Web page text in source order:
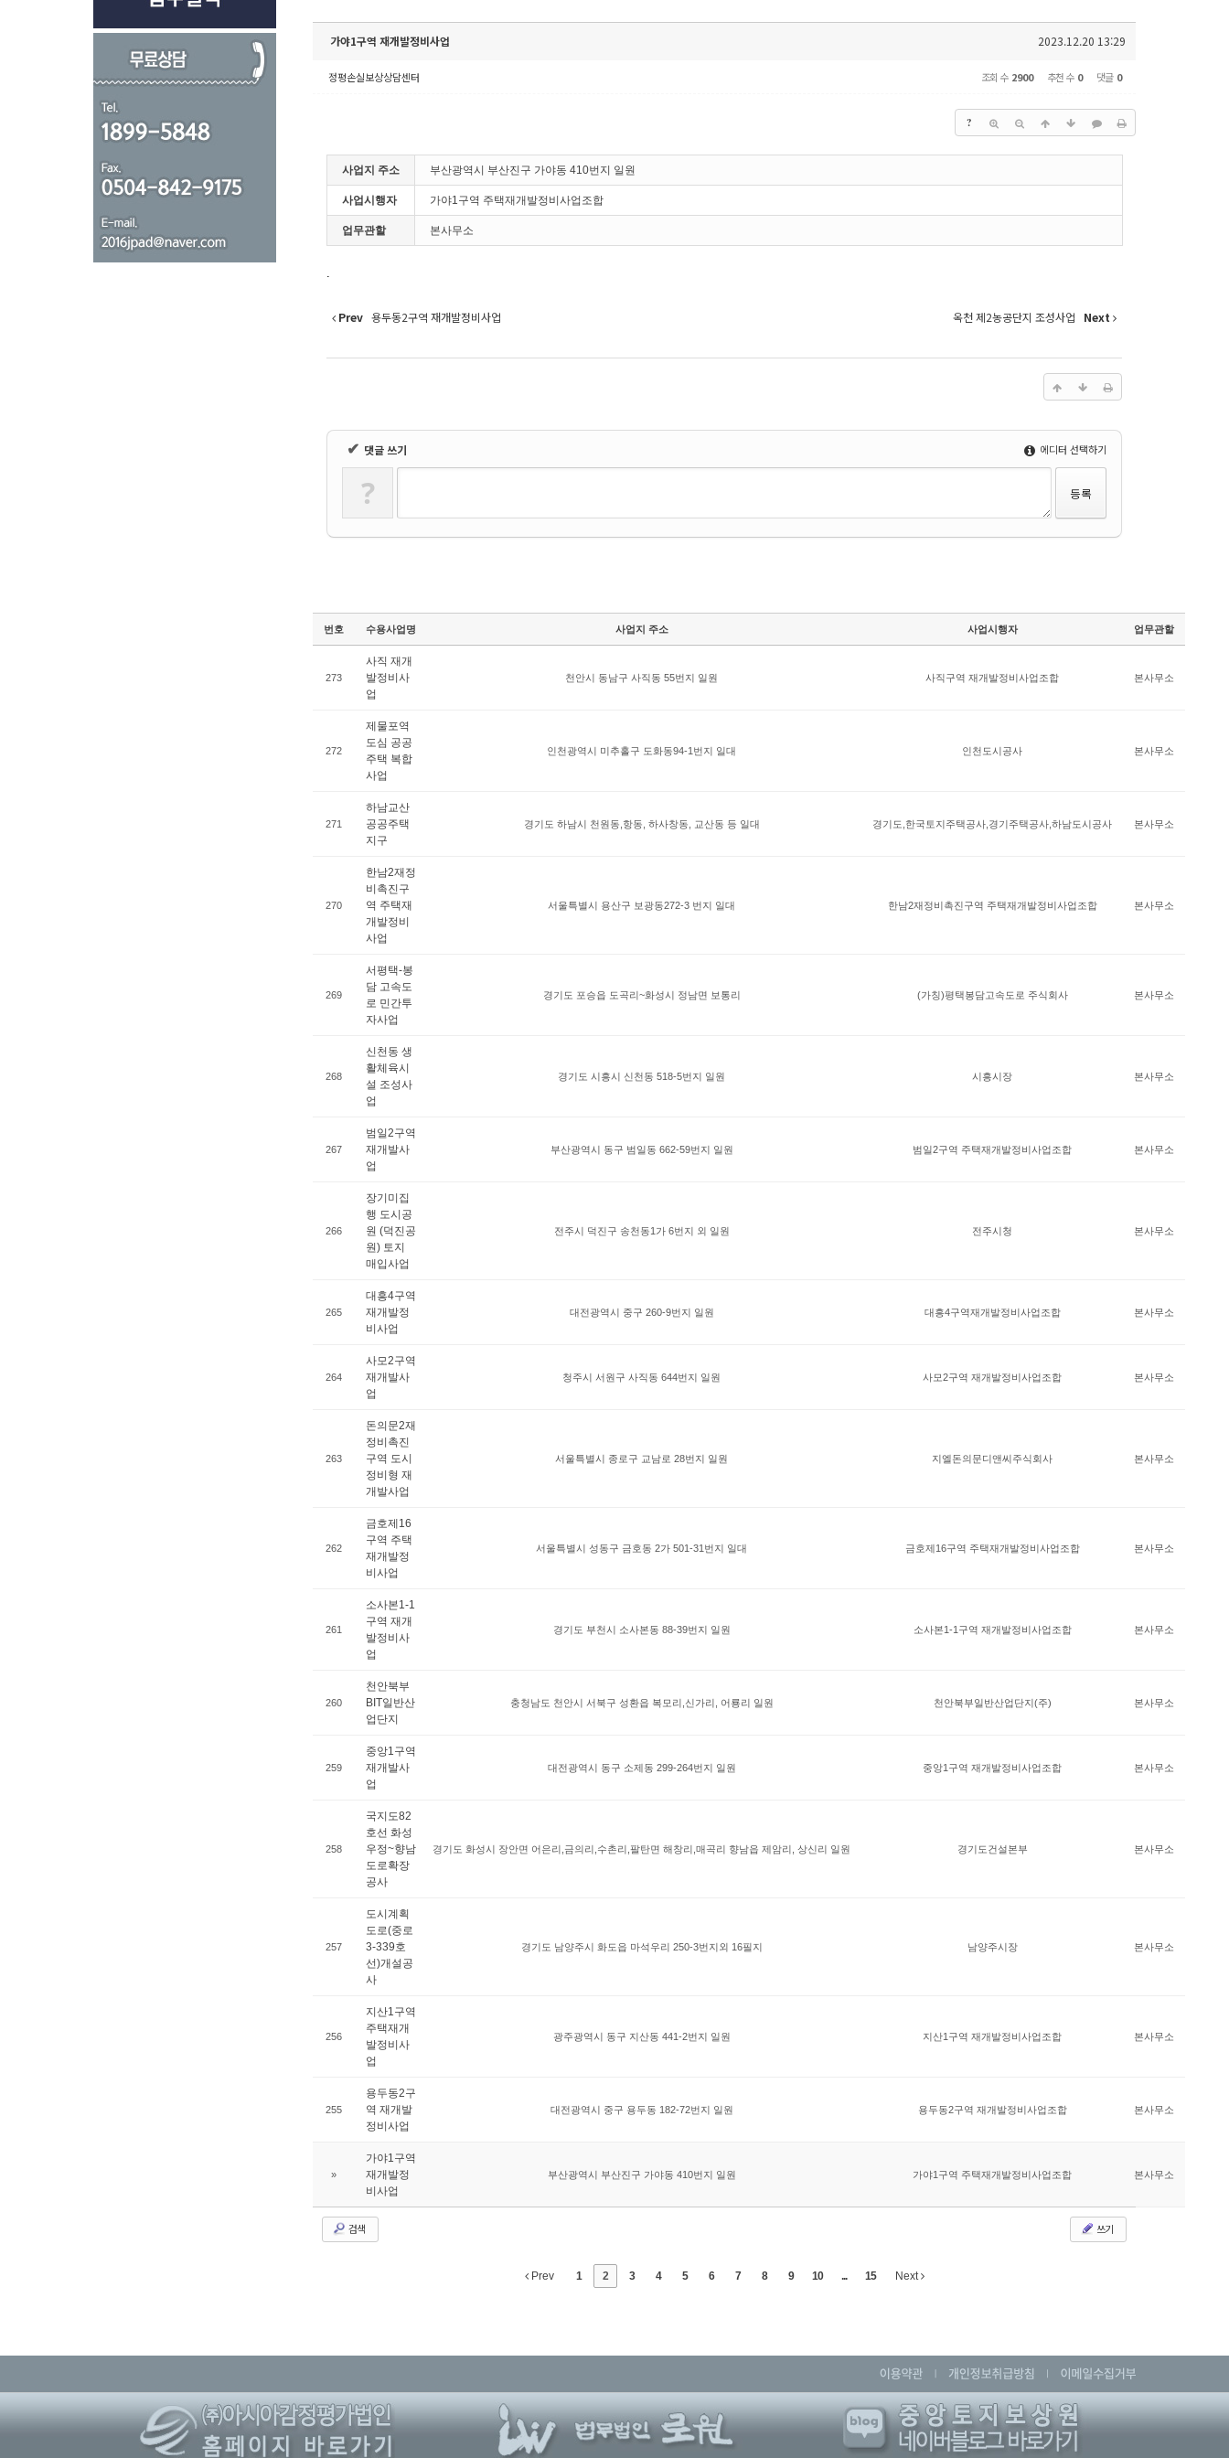
2023.12.20 13:29
가야1구역 재개발정비사업
정평손실보상상담센터 조회 수 2900 추천 수 0 댓글 0
?
사업지 주소 부산광역시 부산진구 가야동 410번지 일원
사업시행자 가야1구역 주택재개발정비사업조합
업무관할 본사무소
.
Prev 용두동2구역 재개발정비사업 옥천 제2농공단지 조성사업 Next
✔ 댓글 쓰기 에디터 선택하기
?
번호 수용사업명 사업지 주소 사업시행자 업무관할
273
사직 재개
발정비사
업
천안시 동남구 사직동 55번지 일원 사직구역 재개발정비사업조합 본사무소
272
제물포역
도심 공공
주택 복합
사업
인천광역시 미추홀구 도화동94-1번지 일대 인천도시공사 본사무소
271
하남교산
공공주택
지구
경기도 하남시 천원동,항동, 하사창동, 교산동 등 일대 경기도,한국토지주택공사,경기주택공사,하남도시공사 본사무소
270
한남2재정
비촉진구
역 주택재
개발정비
사업
서울특별시 용산구 보광동272-3 번지 일대 한남2재정비촉진구역 주택재개발정비사업조합 본사무소
269
서평택-봉
담 고속도
로 민간투
자사업
경기도 포승읍 도곡리~화성시 정남면 보통리 (가칭)평택봉담고속도로 주식회사 본사무소
268
신천동 생
활체육시
설 조성사
업
경기도 시흥시 신천동 518-5번지 일원 시흥시장 본사무소
267
범일2구역
재개발사
업
부산광역시 동구 범일동 662-59번지 일원 범일2구역 주택재개발정비사업조합 본사무소
266
장기미집
행 도시공
원 (덕진공
원) 토지
매입사업
전주시 덕진구 송천동1가 6번지 외 일원 전주시청 본사무소
265
대흥4구역
재개발정
비사업
대전광역시 중구 260-9번지 일원 대흥4구역재개발정비사업조합 본사무소
264
사모2구역
재개발사
업
청주시 서원구 사직동 644번지 일원 사모2구역 재개발정비사업조합 본사무소
263
돈의문2재
정비촉진
구역 도시
정비형 재
개발사업
서울특별시 종로구 교남로 28번지 일원 지엘돈의문디앤씨주식회사 본사무소
262
금호제16
구역 주택
재개발정
비사업
서울특별시 성동구 금호동 2가 501-31번지 일대 금호제16구역 주택재개발정비사업조합 본사무소
261
소사본1-1
구역 재개
발정비사
업
경기도 부천시 소사본동 88-39번지 일원 소사본1-1구역 재개발정비사업조합 본사무소
260
천안북부
BIT일반산
업단지
충청남도 천안시 서북구 성환읍 복모리,신가리, 어룡리 일원 천안북부일반산업단지(주) 본사무소
259
중앙1구역
재개발사
업
대전광역시 동구 소제동 299-264번지 일원 중앙1구역 재개발정비사업조합 본사무소
258
국지도82
호선 화성
우정~향남
도로확장
공사
경기도 화성시 장안면 어은리,금의리,수촌리,팔탄면 해창리,매곡리 향남읍 제암리, 상신리 일원 경기도건설본부 본사무소
257
도시계획
도로(중로
3-339호
선)개설공
사
경기도 남양주시 화도읍 마석우리 250-3번지외 16필지 남양주시장 본사무소
256
지산1구역
주택재개
발정비사
업
광주광역시 동구 지산동 441-2번지 일원 지산1구역 재개발정비사업조합 본사무소
255
용두동2구
역 재개발
정비사업
대전광역시 중구 용두동 182-72번지 일원 용두동2구역 재개발정비사업조합 본사무소
»
가야1구역
재개발정
비사업
부산광역시 부산진구 가야동 410번지 일원 가야1구역 주택재개발정비사업조합 본사무소
검색 쓰기
Prev 1 2 3 4 5 6 7 8 9 10 ... 15 Next